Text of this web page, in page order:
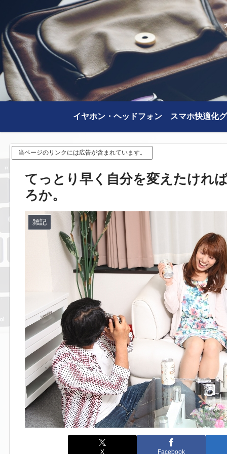
イヤホン・ヘッドフォン スマホ快適化
当ページのリンクには広告が含まれています。
てっとり早く自分を変えたけれ
ろか。
雑記
X Facebook